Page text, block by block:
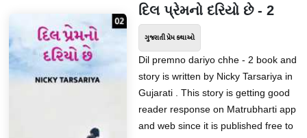
દિલ પ્રેમનો દરિયો છે - 2
ગુજરાતી પ્રેમ કથાઓ
Dil premno dariyo chhe - 2 book and
story is written by Nicky Tarsariya in
Gujarati . This story is getting good
reader response on Matrubharti app
and web since it is published free to